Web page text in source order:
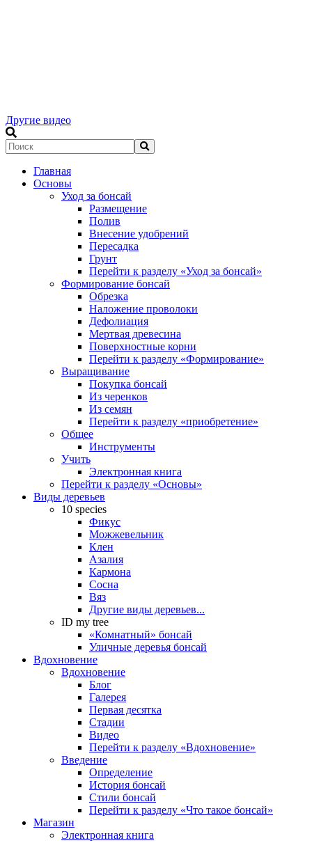
Другие видео
Главная
Основы
Уход за бонсай
Размещение
Полив
Внесение удобрений
Пересадка
Грунт
Перейти к разделу «Уход за бонсай»
Формирование бонсай
Обрезка
Наложение проволоки
Дефолиация
Мертвая древесина
Поверхностные корни
Перейти к разделу «Формирование»
Выращивание
Покупка бонсай
Из черенков
Из семян
Перейти к разделу «приобретение»
Общее
Инструменты
Учить
Электронная книга
Перейти к разделу «Основы»
Виды деревьев
10 species
Фикус
Можжевельник
Клен
Азалия
Кармона
Сосна
Вяз
Другие виды деревьев...
ID my tree
«Комнатный» бонсай
Уличные деревья бонсай
Вдохновение
Вдохновение
Блог
Галерея
Первая десятка
Стадии
Видео
Перейти к разделу «Вдохновение»
Введение
Определение
История бонсай
Стили бонсай
Перейти к разделу «Что такое бонсай»
Магазин
Электронная книга